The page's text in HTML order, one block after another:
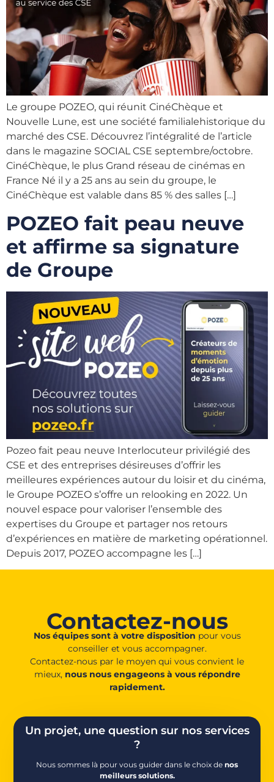
Le groupe POZEO, qui réunit CinéChèque et
Nouvelle Lune, est une société familialehistorique du
marché des CSE. Découvrez l’intégralité de l’article
dans le magazine SOCIAL CSE septembre/octobre.
CinéChèque, le plus Grand réseau de cinémas en
France Né il y a 25 ans au sein du groupe, le
CinéChèque est valable dans 85 % des salles […]
POZEO fait peau neuve
et affirme sa signature
de Groupe
Pozeo fait peau neuve Interlocuteur privilégié des
CSE et des entreprises désireuses d’offrir les
meilleures expériences autour du loisir et du cinéma,
le Groupe POZEO s’offre un relooking en 2022. Un
nouvel espace pour valoriser l’ensemble des
expertises du Groupe et partager nos retours
d’expériences en matière de marketing opérationnel.
Depuis 2017, POZEO accompagne les […]
Contactez-nous
Nos équipes sont à votre disposition pour vous
conseiller et vous accompagner.
Contactez-nous par le moyen qui vous convient le
mieux, nous nous engageons à vous répondre
rapidement.
Un projet, une question sur nos services
?
Nous sommes là pour vous guider dans le choix de nos
meilleurs solutions.